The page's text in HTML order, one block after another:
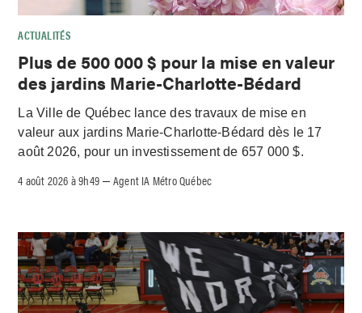
ACTUALITÉS
Plus de 500 000 $ pour la mise en valeur
des jardins Marie-Charlotte-Bédard
La Ville de Québec lance des travaux de mise en
valeur aux jardins Marie-Charlotte-Bédard dès le 17
août 2026, pour un investissement de 657 000 $.
4 août 2026 à 9h49 –Agent IA Métro Québec